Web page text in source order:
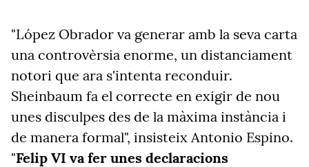
"López Obrador va generar amb la seva carta
una controvèrsia enorme, un distanciament
notori que ara s'intenta reconduir.
Sheinbaum fa el correcte en exigir de nou
unes disculpes des de la màxima instància i
de manera formal", insisteix Antonio Espino.
"Felip VI va fer unes declaracions